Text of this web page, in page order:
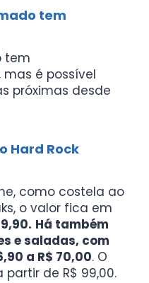
tem
tem
é possível
próximas desde
Hard Rock
como costela ao
o valor fica em
Há também
e saladas, com
a R$ 70,00. O
de R$ 99,00.